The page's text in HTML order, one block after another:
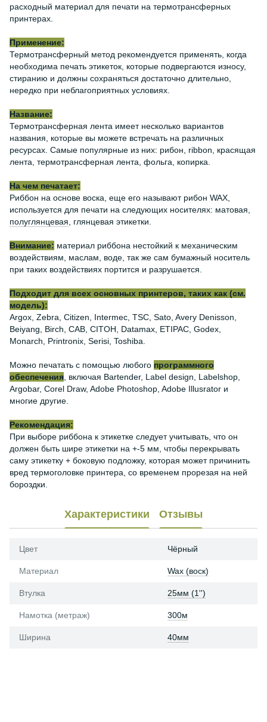
расходный материал для печати на термотрансферных
принтерах.
Применение:
Термотрансферный метод рекомендуется применять, когда
необходима печать этикеток, которые подвергаются износу,
стиранию и должны сохраняться достаточно длительно,
нередко при неблагоприятных условиях.
Название:
Термотрансферная лента имеет несколько вариантов
названия, которые вы можете встречать на различных
ресурсах. Самые популярные из них: рибон, ribbon, красящая
лента, термотрансферная лента, фольга, копирка.
На чем печатает:
Риббон ​​на основе воска, еще его называют рибон WAX,
используется для печати на следующих носителях: матовая,
полуглянцевая , глянцевая этикетки.
Внимание: материал риббона нестойкий к механическим
воздействиям, маслам, воде, так же сам бумажный носитель
при таких воздействиях портится и разрушается.
Подходит для всех основных принтеров, таких как (см.
модель):
Argox, Zebra, Citizen, Intermec, TSC, Sato, Avery Denisson,
Beiyang, Birch, CAB, CITOH, Datamax, ETIPAC, Godex,
Monarch, Printronix, Serisi, Toshiba.
Можно печатать с помощью любого программного
обеспечения , включая Bartender, Label design, Labelshop,
Argobar, Corel Draw, Adobe Photoshop, Adobe Illusrator и
многие другие.
Рекомендация:
При выборе риббона к этикетке следует учитывать, что он
должен быть шире этикетки на +-5 мм, чтобы перекрывать
саму этикетку + боковую подложку, которая может причинить
вред термоголовке принтера, со временем прорезая на ней
бороздки.
Характеристики Отзывы
Цвет Чёрный
Материал Wax (воск)
Втулка 25мм (1'')
Намотка (метраж) 300м
Ширина 40мм